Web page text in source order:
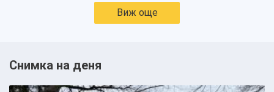
Виж още
Снимка на деня